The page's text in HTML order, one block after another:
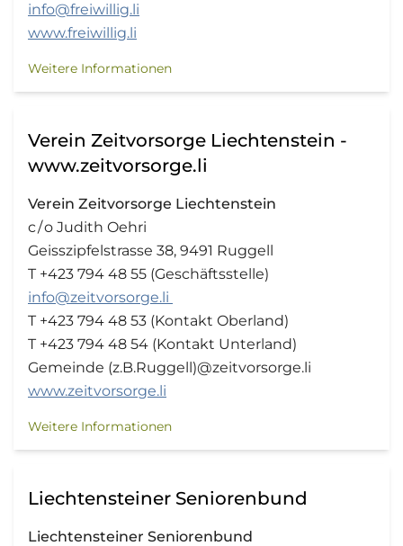
info@freiwillig.li
www.freiwillig.li
Weitere Informationen
Verein Zeitvorsorge Liechtenstein -
www.zeitvorsorge.li
Verein Zeitvorsorge Liechtenstein
c / o Judith Oehri
Geisszipfelstrasse 38, 9491 Ruggell
T +423 794 48 55 (Geschäftsstelle)
info@zeitvorsorge.li
T +423 794 48 53 (Kontakt Oberland)
T +423 794 48 54 (Kontakt Unterland)
Gemeinde (z.B.Ruggell)@zeitvorsorge.li
www.zeitvorsorge.li
Weitere Informationen
Liechtensteiner Seniorenbund
Liechtensteiner Seniorenbund